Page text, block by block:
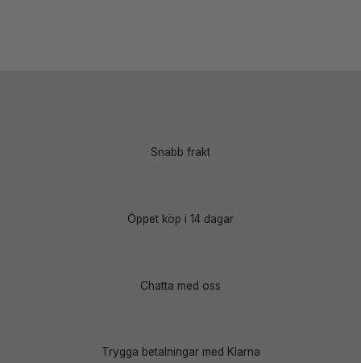
Snabb frakt
Öppet köp i 14 dagar
Chatta med oss
Trygga betalningar med Klarna